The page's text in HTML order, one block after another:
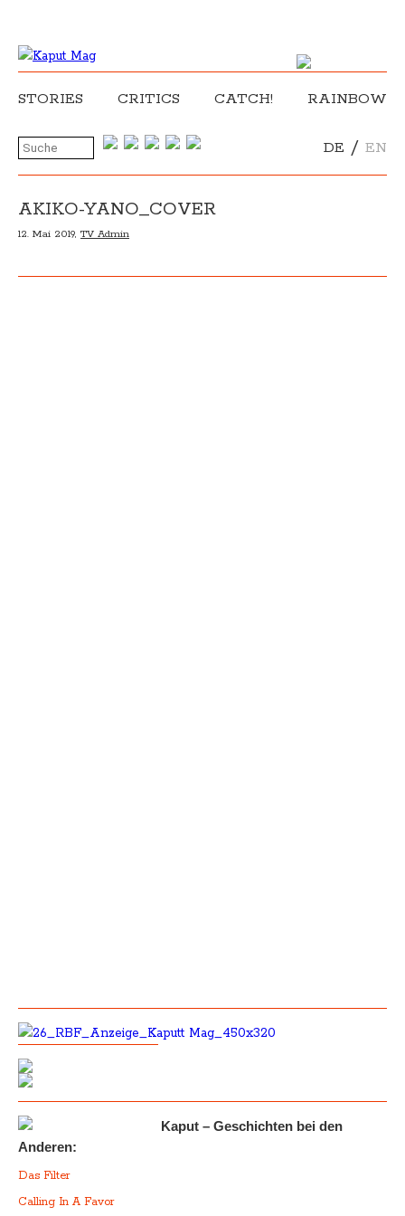
STORIES CRITICS CATCH! RAINBOW
DE / EN
AKIKO-YANO_COVER
12. Mai 2019, TV Admin
Kaput – Geschichten bei den
Anderen:
Das Filter
Calling In A Favor